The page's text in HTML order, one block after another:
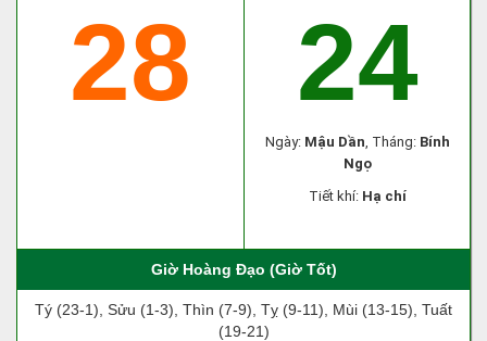
28 24
Ngày: Mậu Dần, Tháng: Bính
Ngọ
Tiết khí: Hạ chí
Giờ Hoàng Đạo (Giờ Tốt)
Tý (23-1), Sửu (1-3), Thìn (7-9), Tỵ (9-11), Mùi (13-15), Tuất
(19-21)